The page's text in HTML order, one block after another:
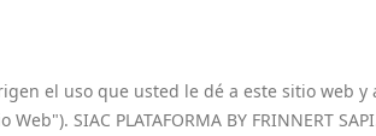
el uso que usted le dé a este sitio web
SIAC PLATAFORMA BY FRINNERT